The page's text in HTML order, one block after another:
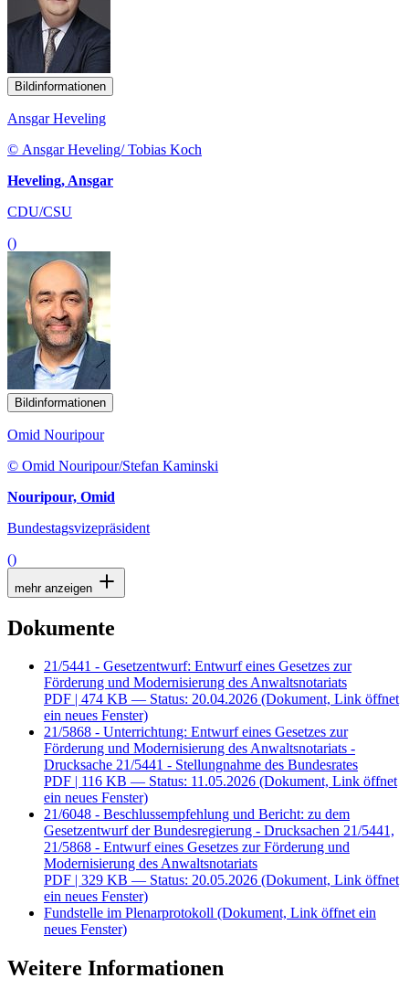
Bildinformationen
Ansgar Heveling
© Ansgar Heveling/ Tobias Koch
Heveling, Ansgar
CDU/CSU
()
Bildinformationen
Omid Nouripour
© Omid Nouripour/Stefan Kaminski
Nouripour, Omid
Bundestagsvizepräsident
()
mehr anzeigen
Dokumente
21/5441 - Gesetzentwurf: Entwurf eines Gesetzes zur
Förderung und Modernisierung des Anwaltsnotariats
PDF | 474 KB — Status: 20.04.2026 (Dokument, Link öffnet
ein neues Fenster)
21/5868 - Unterrichtung: Entwurf eines Gesetzes zur
Förderung und Modernisierung des Anwaltsnotariats -
Drucksache 21/5441 - Stellungnahme des Bundesrates
PDF | 116 KB — Status: 11.05.2026 (Dokument, Link öffnet
ein neues Fenster)
21/6048 - Beschlussempfehlung und Bericht: zu dem
Gesetzentwurf der Bundesregierung - Drucksachen 21/5441,
21/5868 - Entwurf eines Gesetzes zur Förderung und
Modernisierung des Anwaltsnotariats
PDF | 329 KB — Status: 20.05.2026 (Dokument, Link öffnet
ein neues Fenster)
Fundstelle im Plenarprotokoll (Dokument, Link öffnet ein
neues Fenster)
Weitere Informationen